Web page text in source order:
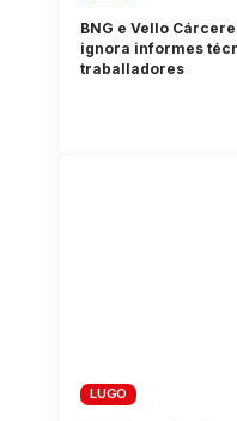
BNG e Vello
ignora informes
traballadores
LUGO